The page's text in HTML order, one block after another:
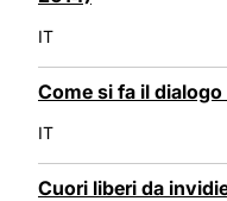
IT
Come si fa il
IT
Cuori liberi da